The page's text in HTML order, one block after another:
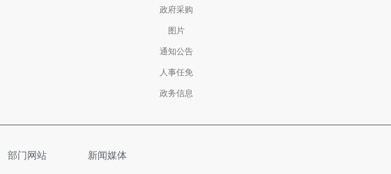
政府采购
图片
通知公告
人事任免
政务信息
部门网站 新闻媒体